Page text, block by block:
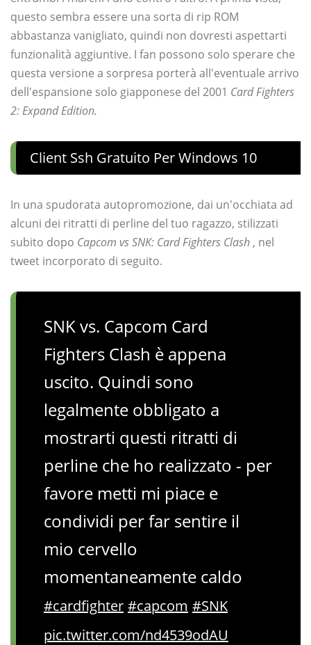
questo sembra essere una sorta di rip ROM
abbastanza vanigliato, quindi non dovresti aspettarti
funzionalità aggiuntive. I fan possono solo sperare che
questa versione a sorpresa porterà all'eventuale arrivo
dell'espansione solo giapponese del 2001 Card Fighters
2: Expand Edition.
Client Ssh Gratuito Per Windows 10
In una spudorata autopromozione, dai un'occhiata ad
alcuni dei ritratti di perline del tuo ragazzo, stilizzati
subito dopo Capcom vs SNK: Card Fighters Clash , nel
tweet incorporato di seguito.
SNK vs. Capcom Card
Fighters Clash è appena
uscito. Quindi sono
legalmente obbligato a
mostrarti questi ritratti di
perline che ho realizzato - per
favore metti mi piace e
condividi per far sentire il
mio cervello
momentaneamente caldo
#cardfighter #capcom #SNK
pic.twitter.com/nd4539odAU